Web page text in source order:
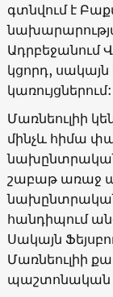
գտնվում է
կցորդ,
կառույցներում:
Մառնեուլիի
մինչև հիմա
շաբաթ առաջ
նախընտրական
հանդիպում
Սակայն
Մառնեուլիի
պաշտոնական